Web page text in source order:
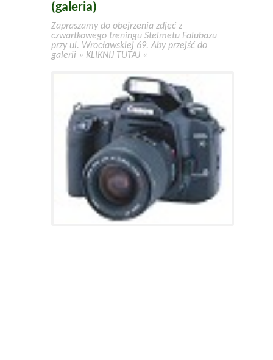
(galeria)
Zapraszamy do obejrzenia zdjęć z
czwartkowego treningu Stelmetu Falubazu
przy ul. Wrocławskiej 69. Aby przejść do
galerii » KLIKNIJ TUTAJ «